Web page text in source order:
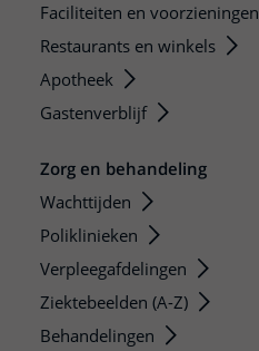
Faciliteiten en voorzieningen
Restaurants en winkels
Apotheek
Gastenverblijf
Zorg en behandeling
Wachttijden
Poliklinieken
Verpleegafdelingen
Ziektebeelden (A-Z)
Behandelingen